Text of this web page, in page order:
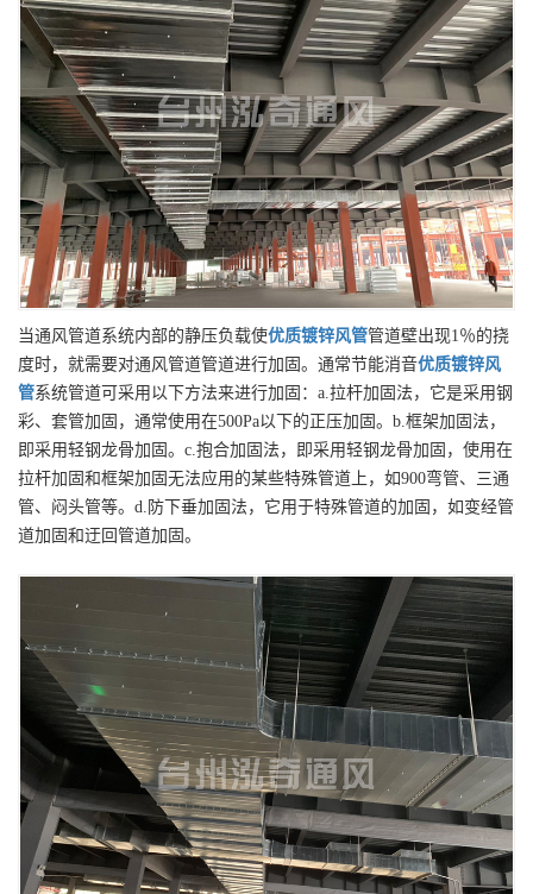
当通风管道系统内部的静压负载使优质镀锌风管管道壁出现1％的挠
度时，就需要对通风管道管道进行加固。通常节能消音优质镀锌风
管系统管道可采用以下方法来进行加固：a.拉杆加固法，它是采用钢
彩、套管加固，通常使用在500Pa以下的正压加固。b.框架加固法，
即采用轻钢龙骨加固。c.抱合加固法，即采用轻钢龙骨加固，使用在
拉杆加固和框架加固无法应用的某些特殊管道上，如900弯管、三通
管、闷头管等。d.防下垂加固法，它用于特殊管道的加固，如变经管
道加固和迂回管道加固。